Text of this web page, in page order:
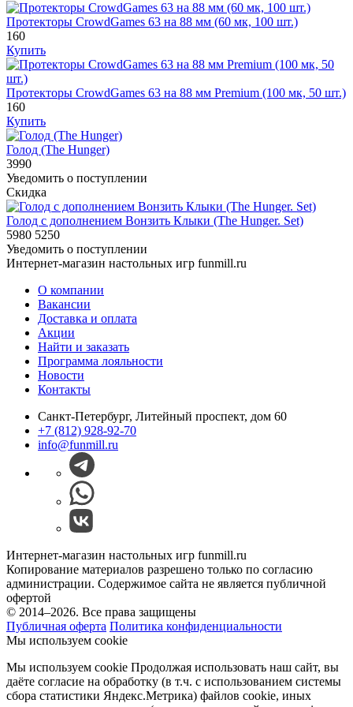
Протекторы CrowdGames 63 на 88 мм (60 мк, 100 шт.)
160
Купить
Протекторы CrowdGames 63 на 88 мм Premium (100 мк, 50 шт.)
160
Купить
Голод (The Hunger)
3990
Уведомить о поступлении
Скидка
Голод с дополнением Вонзить Клыки (The Hunger. Set)
5980 5250
Уведомить о поступлении
Интернет-магазин настольных игр funmill.ru
О компании
Вакансии
Доставка и оплата
Акции
Найти и заказать
Программа лояльности
Новости
Контакты
Санкт-Петербург, Литейный проспект, дом 60
+7 (812) 928-92-70
info@funmill.ru
Интернет-магазин настольных игр funmill.ru
Копирование материалов разрешено только по согласию
администрации. Содержимое сайта не является публичной
офертой
© 2014–2026. Все права защищены
Публичная оферта Политика конфиденциальности
Мы используем cookie
Мы используем cookie Продолжая использовать наш cайт, вы
даёте согласие на обработку (в т.ч. с использованием системы
сбора статистики Яндекс.Метрика) файлов cookie, иных